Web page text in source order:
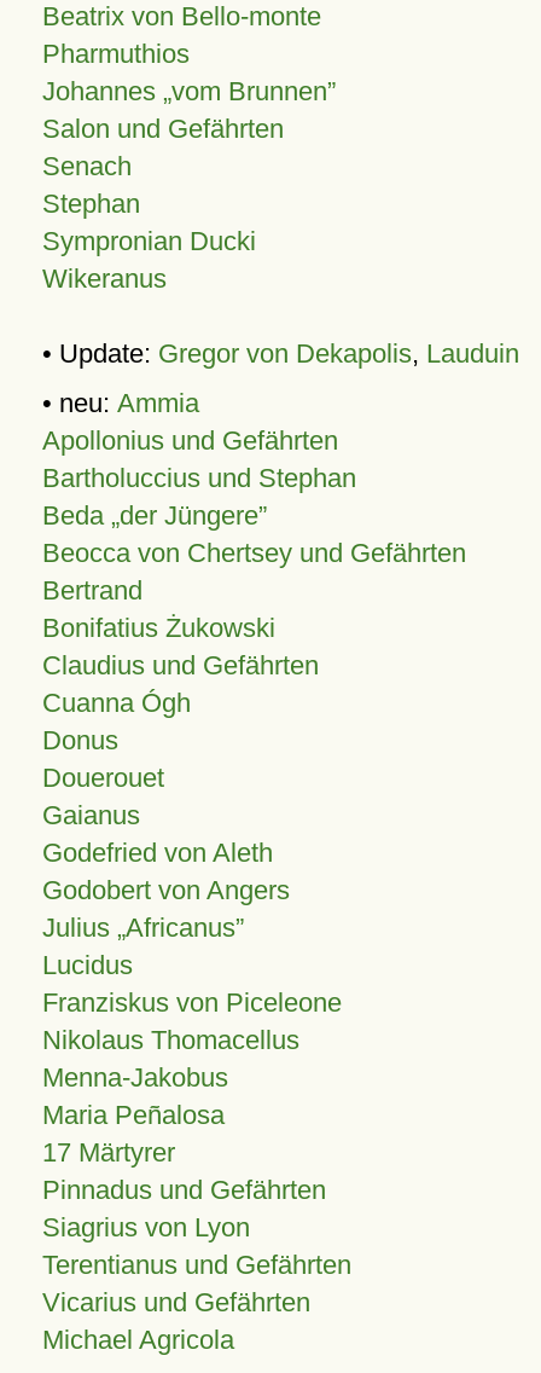
Beatrix von Bello-monte
Pharmuthios
Johannes vom Brunnen
Salon und Gefährten
Senach
Stephan
Sympronian Ducki
Wikeranus
• Update: Gregor von Dekapolis, Lauduin
• neu: Ammia
Apollonius und Gefährten
Bartholuccius und Stephan
Beda „der Jüngere”
Beocca von Chertsey und Gefährten
Bertrand
Bonifatius Żukowski
Claudius und Gefährten
Cuanna Ógh
Donus
Douerouet
Gaianus
Godefried von Aleth
Godobert von Angers
Julius Africanus
Lucidus
Franziskus von Piceleone
Nikolaus Thomacellus
Menna-Jakobus
Maria Peñalosa
17 Märtyrer
Pinnadus und Gefährten
Siagrius von Lyon
Terentianus und Gefährten
Vicarius und Gefährten
Michael Agricola